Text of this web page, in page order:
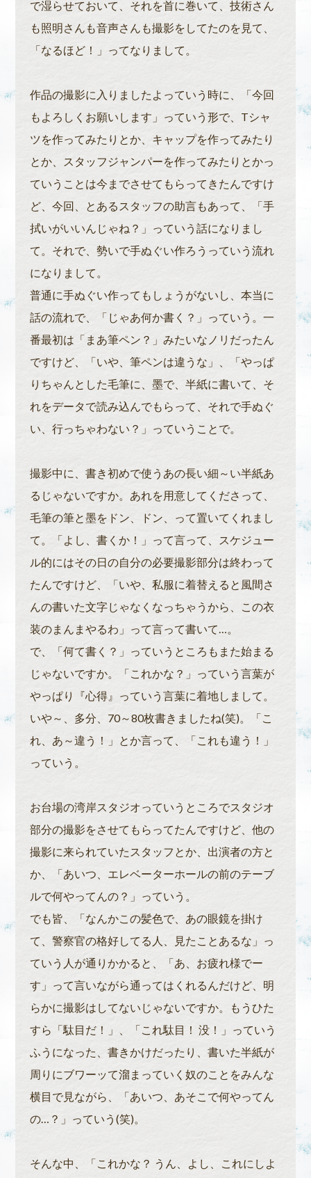
で湿らせておいて、それを首に巻いて、技術さん
も照明さんも音声さんも撮影をしてたのを見て、
「なるほど！」ってなりまして。
作品の撮影に入りましたよっていう時に、「今回
もよろしくお願いします」っていう形で、Tシャ
ツを作ってみたりとか、キャップを作ってみたり
とか、スタッフジャンパーを作ってみたりとかっ
ていうことは今までさせてもらってきたんですけ
ど、今回、とあるスタッフの助言もあって、「手
拭いがいいんじゃね？」っていう話になりまし
て。それで、勢いで手ぬぐい作ろうっていう流れ
になりまして。
普通に手ぬぐい作ってもしょうがないし、本当に
話の流れで、「じゃあ何か書く？」っていう。一
番最初は「まあ筆ペン？」みたいなノリだったん
ですけど、「いや、筆ペンは違うな」、「やっぱ
りちゃんとした毛筆に、墨で、半紙に書いて、そ
れをデータで読み込んでもらって、それで手ぬぐ
い、行っちゃわない？」っていうことで。
撮影中に、書き初めで使うあの長い細～い半紙あ
るじゃないですか。あれを用意してくださって、
毛筆の筆と墨をドン、ドン、って置いてくれまし
て。「よし、書くか！」って言って、スケジュー
ル的にはその日の自分の必要撮影部分は終わって
たんですけど、「いや、私服に着替えると風間さ
んの書いた文字じゃなくなっちゃうから、この衣
装のまんまやるわ」って言って書いて…。
で、「何て書く？」っていうところもまた始まる
じゃないですか。「これかな？」っていう言葉が
やっぱり『心得』っていう言葉に着地しまして。
いや～、多分、70～80枚書きましたね(笑)。「こ
れ、あ～違う！」とか言って、「これも違う！」
っていう。
お台場の湾岸スタジオっていうところでスタジオ
部分の撮影をさせてもらってたんですけど、他の
撮影に来られていたスタッフとか、出演者の方と
か、「あいつ、エレベーターホールの前のテーブ
ルで何やってんの？」っていう。
でも皆、「なんかこの髪色で、あの眼鏡を掛け
て、警察官の格好してる人、見たことあるな」っ
ていう人が通りかかると、「あ、お疲れ様でー
す」って言いながら通ってはくれるんだけど、明
らかに撮影はしてないじゃないですか。もうひた
すら「駄目だ！」、「これ駄目！ 没！」っていう
ふうになった、書きかけだったり、書いた半紙が
周りにブワーッて溜まっていく奴のことをみんな
横目で見ながら、「あいつ、あそこで何やってん
の…？」っていう(笑)。
そんな中、「これかな？ うん、よし、これにしよ